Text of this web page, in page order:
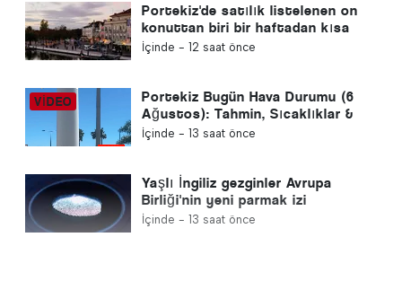
Portekiz'de satılık listelenen on
konuttan biri bir haftadan kısa
bir sürede satılıyor
İçinde - 12 saat önce
Portekiz Bugün Hava Durumu (6
Ağustos): Tahmin, Sıcaklıklar &
Ne Beklenmeli
İçinde - 13 saat önce
Yaşlı İngiliz gezginler Avrupa
Birliği'nin yeni parmak izi
kontrolleri ile mücadele ediyor
İçinde - 13 saat önce